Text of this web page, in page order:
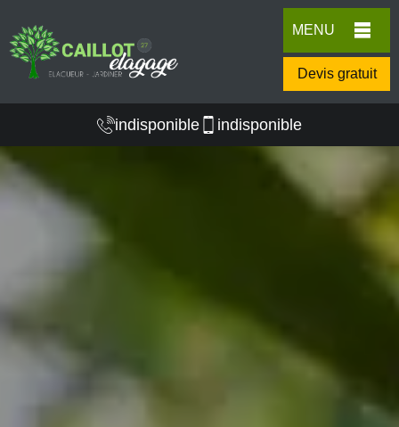
MENU
Devis gratuit
indisponible indisponible